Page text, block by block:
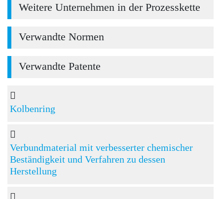
Weitere Unternehmen in der Prozesskette
Verwandte Normen
Verwandte Patente
Kolbenring
Verbundmaterial mit verbesserter chemischer
Beständigkeit und Verfahren zu dessen
Herstellung